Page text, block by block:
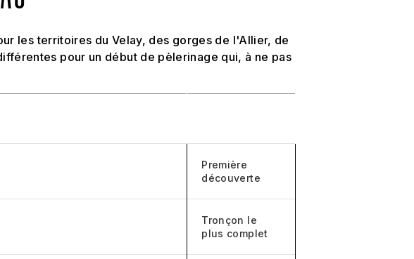
les territoires du Velay, des gorges de l'Allier, de
pour un début de pèlerinage qui, à ne pas
Première
découverte
Tronçon le
plus complet